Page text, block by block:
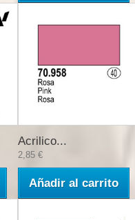
Acrilico...
2,85 €
Añadir al carrito